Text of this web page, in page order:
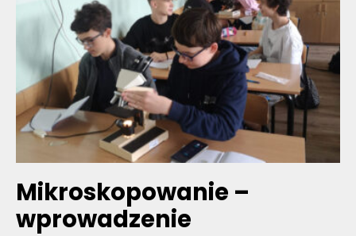
Mikroskopowanie –
wprowadzenie